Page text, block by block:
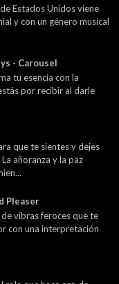
Estados Unidos viene
y con un género musical
- Carousel
tu esencia con la
por recibir al darle
que te sientes y dejes
añoranza y la paz
Pleaser
vibras feroces que te
con una interpretación